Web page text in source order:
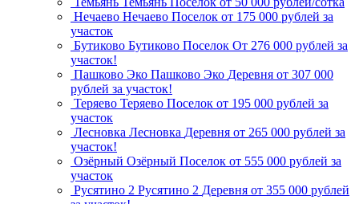
Нечаево Нечаево Поселок от 175 000 рублей за
участок
Бутиково Бутиково Поселок От 276 000 рублей за
участок!
Пашково Эко Пашково Эко Деревня от 307 000
рублей за участок!
Теряево Теряево Поселок от 195 000 рублей за
участок
Лесновка Лесновка Деревня от 265 000 рублей за
участок!
Озёрный Озёрный Поселок от 555 000 рублей за
участок
Русятино 2 Русятино 2 Деревня от 355 000 рублей